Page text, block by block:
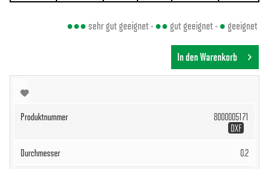
●●●sehr gut geeignet -●● gut geeignet -● geeignet
In den Warenkorb
8000005171
DXF
0.2